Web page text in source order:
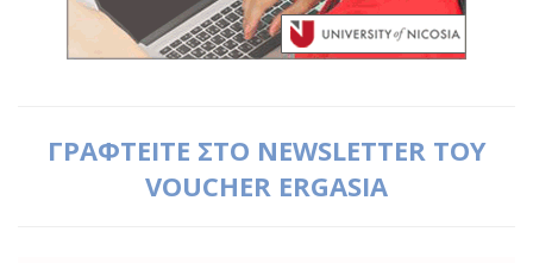
ΓΡΑΦΤΕΙΤΕ ΣΤΟ NEWSLETTER ΤΟΥ
VOUCHER ERGASIA